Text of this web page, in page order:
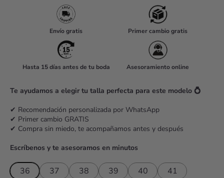
r
c
e
Envío gratis Primer cambio gratis
Hasta 15 días antes de tu boda Asesoramiento online
Te ayudamos a elegir tu talla perfecta para este modelo 💍
✔ Recomendación personalizada por WhatsApp
✔ Primer cambio GRATIS
✔ Compra sin miedo, te acompañamos antes y después
Escríbenos y te asesoramos en minutos
36 37 38 39 40
41